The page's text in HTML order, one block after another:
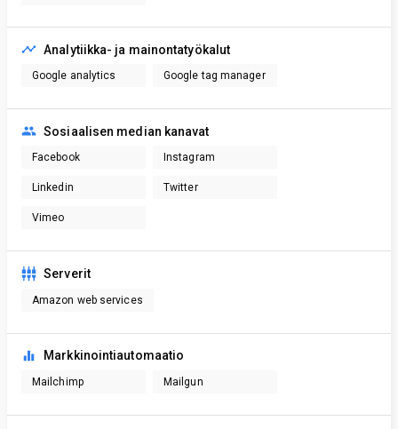
Analytiikka- ja mainontatyökalut
Google analytics Google tag manager
Sosiaalisen median kanavat
Facebook Instagram
Linkedin Twitter
Vimeo
Serverit
Amazon web services
Markkinointiautomaatio
Mailchimp Mailgun